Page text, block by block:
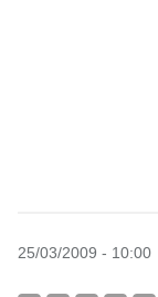
25/03/2009 - 10:00